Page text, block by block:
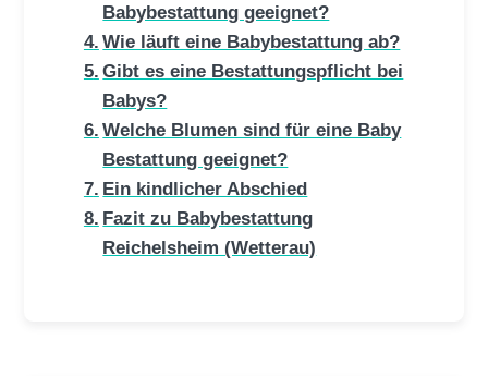
Babybestattung geeignet?
Wie läuft eine Babybestattung ab?
Gibt es eine Bestattungspflicht bei
Babys?
Welche Blumen sind für eine Baby
Bestattung geeignet?
Ein kindlicher Abschied
Fazit zu Babybestattung
Reichelsheim (Wetterau)